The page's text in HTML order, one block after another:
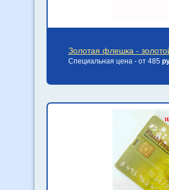
Золотая флешка -
Специальная цена - от 485